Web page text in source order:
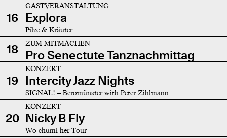
16
GASTVERANSTALTUNG
Explora
Pilze & Kräuter
18 ZUM MITMACHEN
Pro Senectute Tanznachmittag
19
KONZERT
Intercity Jazz Nights
SIGNAL! – Beromünster with Peter Zihlmann
20
KONZERT
Nicky B Fly
Wo chumi her Tour